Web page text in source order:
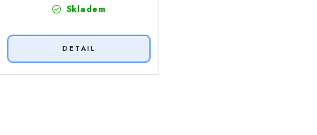
Skladem